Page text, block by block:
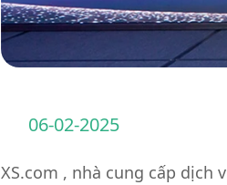
06-02-2025
XS.com , nhà cung cấp dịch